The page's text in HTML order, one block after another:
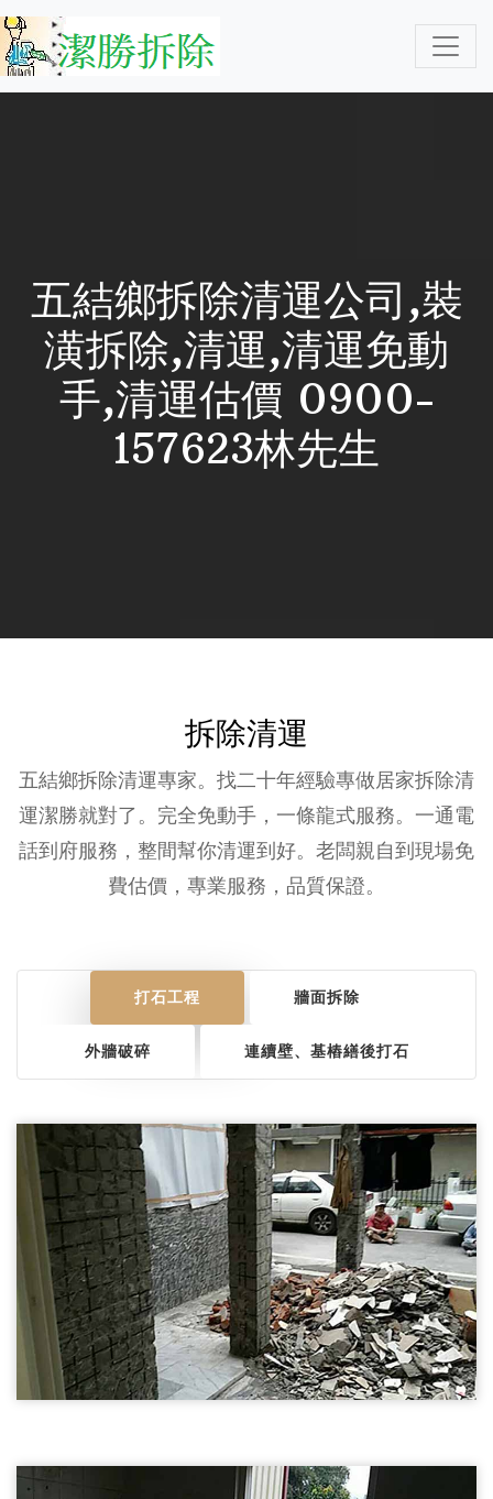
五結鄉拆除清運公司,裝
潢拆除,清運,清運免動
手,清運估價 0900-
157623林先生
拆除清運
五結鄉拆除清運專家。找二十年經驗專做居家拆除清
運潔勝就對了。完全免動手，一條龍式服務。一通電
話到府服務，整間幫你清運到好。老闆親自到現場免
費估價，專業服務，品質保證。
打石工程 牆面拆除
外牆破碎 連續壁、基樁繕後打石
五結鄉打石工程-牆面拆除